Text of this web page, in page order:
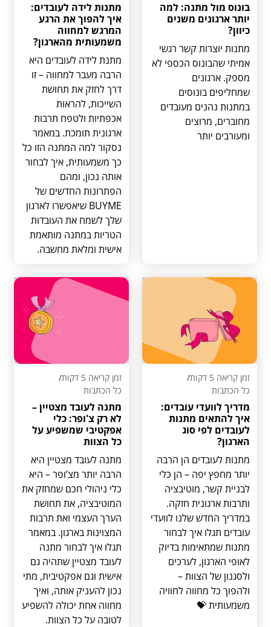
בונוס מול מתנה: למה
יותר ארגונים משנים
כיוון?
מתנות יוצרות קשר רגשי
אמיתי שהבונוס הכספי לא
מספק. ארגונים
שמחליפים בונוסים
במתנות נהנים מעובדים
מחוברים, מרוצים
ומעורבים יותר
מתנות לידה לעובדים:
איך להפוך את הרגע
המרגש למחווה
משמעותית מהארגון?
מתנת לידה לעובדים היא
הרבה מעבר למחווה – זו
דרך לחזק את תחושת
השייכות, להראות
אכפתיות ולטפח תרבות
ארגונית תומכת. במאמר
נסקור למה המתנה הזו כל
כך משמעותית, איך לבחור
אותה נכון, ומהם
הפתרונות החדשים של
BUYME שיאפשרו לארגון
שלך לשמח את העובדות
הטריות במתנה מותאמת
אישית ומלאת מחשבה.
זמן קריאה 5 דקות
/
כל הכתבות
מדריך לוועדי עובדים:
איך להתאים מתנות
לעובדים לפי סוג
הארגון?
מתנות לעובדים הן הרבה
יותר מחפץ יפה – הן כלי
לבניית קשר, מוטיבציה
ותרבות ארגונית חזקה.
במדריך החדש שלנו לוועדי
עובדים תגלו איך לבחור
מתנות שמתאימות בדיוק
לאופי הארגון, לערכים
ולסגנון של הצוות –
ולהפוך כל מחווה לחוויה
משמעותית 💝
זמן קריאה 5 דקות
/
כל הכתבות
מתנה לעובד מצטיין –
לא רק צ'ופר: כלי
אפקטיבי שמשפיע על
כל הצוות
מתנה לעובד מצטיין היא
הרבה יותר מצ’ופר – היא
כלי ניהולי חכם שמחזק את
המוטיבציה, את תחושת
הערך העצמי ואת תרבות
המצוינות בארגון. במאמר
תגלו איך לבחור מתנה
לעובד מצטיין שתהיה גם
אישית וגם אפקטיבית, מתי
נכון להעניק אותה, ואיך
מחווה אחת יכולה להשפיע
לטובה על כל הצוות.